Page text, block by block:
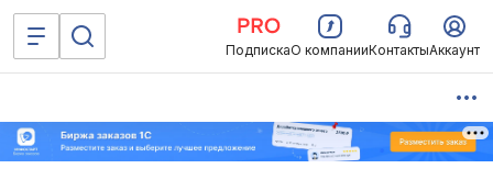
ПодпискаО компанииКонтактыАккаунт